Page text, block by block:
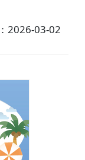
2026-03-02